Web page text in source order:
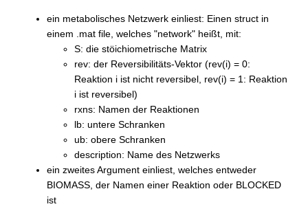
ein metabolisches Netzwerk einliest: Einen struct in
einem .mat file, welches "network" heißt, mit:
S: die stöichiometrische Matrix
rev: der Reversibilitäts-Vektor (rev(i) = 0:
Reaktion i ist nicht reversibel, rev(i) = 1: Reaktion
i ist reversibel)
rxns: Namen der Reaktionen
lb: untere Schranken
ub: obere Schranken
description: Name des Netzwerks
ein zweites Argument einliest, welches entweder
BIOMASS, der Namen einer Reaktion oder BLOCKED
ist